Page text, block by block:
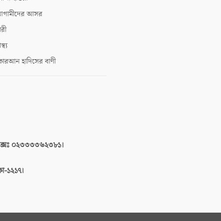
আসর
হাদিসের বাণী
০২৩৩৩৩৬২৩৮১।
১২১৭।